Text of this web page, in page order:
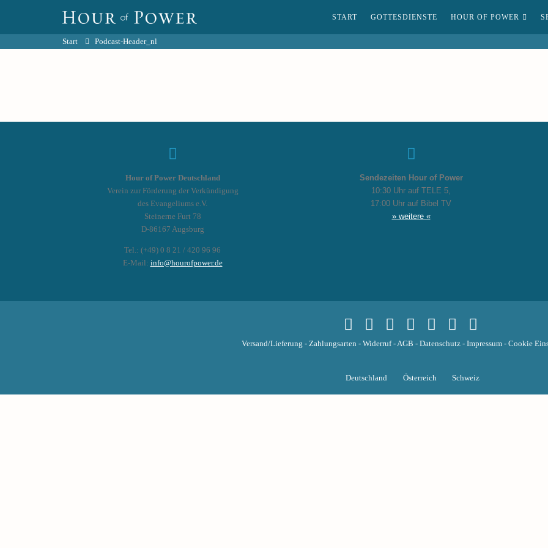
START GOTTESDIENSTE HOUR OF POWER
Start Podcast-Header_nl
Hour of Power Deutschland
Verein zur Förderung der Verkündigung
des Evangeliums e.V.
Steinerne Furt 78
D-86167 Augsburg
Tel.: (+49) 0 8 21 / 420 96 96
E-Mail: info@hourofpower.de
Sendezeiten Hour of Power
10:30 Uhr auf TELE 5,
17:00 Uhr auf Bibel TV
» weitere «
Versand/Lieferung - Zahlungsarten - Widerruf-AGB - Datenschutz- Impressum- Cookie
Deutschland Österreich Schweiz